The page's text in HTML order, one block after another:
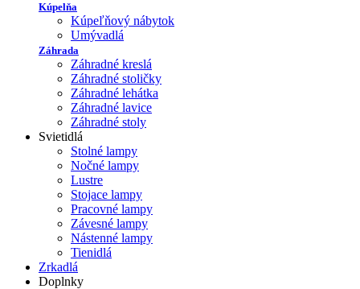
Kúpelňa
Kúpeľňový nábytok
Umývadlá
Záhrada
Záhradné kreslá
Záhradné stoličky
Záhradné lehátka
Záhradné lavice
Záhradné stoly
Svietidlá
Stolné lampy
Nočné lampy
Lustre
Stojace lampy
Pracovné lampy
Závesné lampy
Nástenné lampy
Tienidlá
Zrkadlá
Doplnky